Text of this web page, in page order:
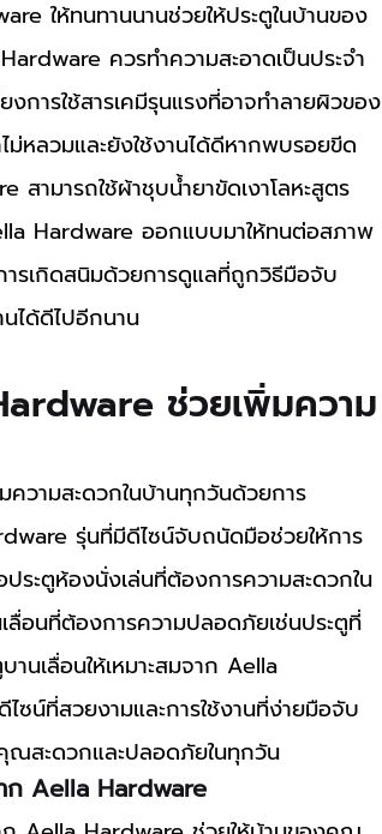
ควรทำความสะอาดเป็นประจำ
ารใช้สารเคมีรุนแรงที่อาจทำลายผิวของ
ม่หลวมและยังใช้งานได้ดีหากพบรอยขีด
ามารถใช้ผ้าชุบน้ำยาขัดเงาโลหะสูตร
Hardware ออกแบบมาให้ทนต่อสภาพ
รเกิดสนิมด้วยการดูแลที่ถูกวิธีมือจับ
ได้ดีไปอีกนาน
ช่วยเพิ่มความ
รุ่นที่มีดีไซน์จับถนัดมือช่วยให้การ
ประตูห้องนั่งเล่นที่ต้องการความสะดวกใน
ลื่อนที่ต้องการความปลอดภัยเช่นประตูที่
นเลื่อนให้เหมาะสมจาก Aella
ซน์ที่สวยงามและการใช้งานที่ง่ายมือจับ
ณสะดวกและปลอดภัยในทุกวัน
ก Aella Hardware